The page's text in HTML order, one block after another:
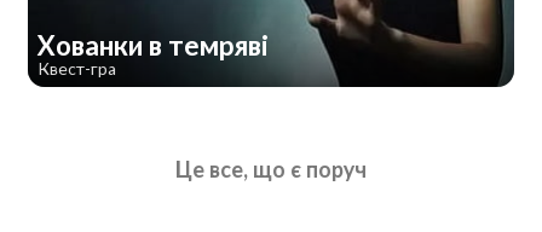
Хованки в темряві
Квест-гра
Це все, що є поруч